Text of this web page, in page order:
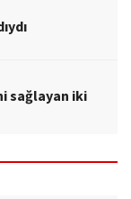
sağlayan iki